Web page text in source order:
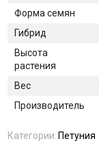
Форма семян
Гибрид
Высота
растения
Вес
Производитель
Категории: Петуния